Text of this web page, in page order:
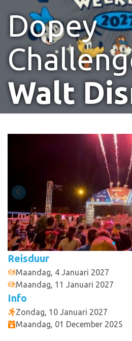
Dopey
Walt
Reisduur
Maandag, 4 Januari 2027
Maandag, 11 Januari 2027
Info
Zondag, 10 Januari 2027
Maandag, 01 December 2025